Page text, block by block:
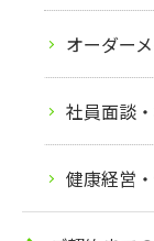
オーダー
社員面談
健康経営